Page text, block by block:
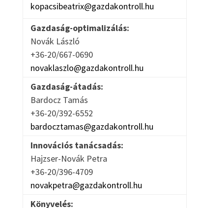
kopacsibeatrix@gazdakontroll.hu
Gazdaság-optimalizálás:
Novák László
+36-20/667-0690
novaklaszlo@gazdakontroll.hu
Gazdaság-átadás:
Bardocz Tamás
+36-20/392-6552
bardocztamas@gazdakontroll.hu
Innovációs tanácsadás:
Hajzser-Novák Petra
+36-20/396-4709
novakpetra@gazdakontroll.hu
Könyvelés: